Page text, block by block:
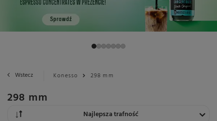
Wstecz Konesso 298 mm
298 mm
Zmień sortowanie
Najlepsza trafność